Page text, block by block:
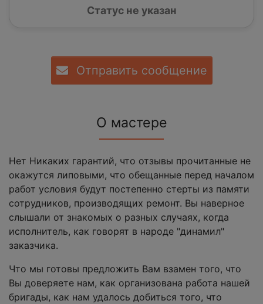
Статус не указан
Отправить сообщение
О мастере
Нет Никаких гарантий, что отзывы прочитанные не
окажутся липовыми, что обещанные перед началом
работ условия будут постепенно стерты из памяти
сотрудников, производящих ремонт. Вы наверное
слышали от знакомых о разных случаях, когда
исполнитель, как говорят в народе "динамил"
заказчика.
Что мы готовы предложить Вам взамен того, что
Вы доверяете нам, как организована работа нашей
бригады, как нам удалось добиться того, что